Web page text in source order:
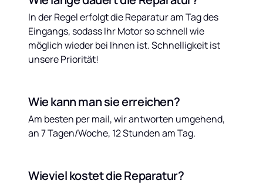
In der Regel erfolgt die Reparatur am Tag des
Eingangs, sodass Ihr Motor so schnell wie
möglich wieder bei Ihnen ist. Schnelligkeit ist
unsere Priorität!
Wie kann man sie erreichen?
Am besten per mail, wir antworten umgehend,
an 7 Tagen/Woche, 12 Stunden am Tag.
Wieviel kostet die Reparatur?